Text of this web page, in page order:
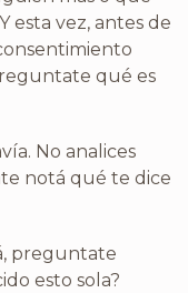
esta vez, antes de
qué es
No analices
notá qué te dice
preguntate
esto sola?